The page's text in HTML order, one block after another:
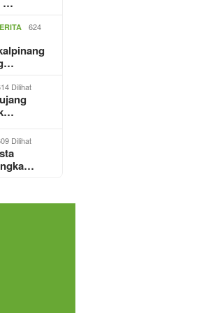
624
Dilihat
Dilihat